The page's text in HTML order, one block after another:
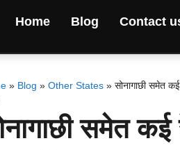
Home Blog Contact
» Blog » Other States» सोनागाछी समेत
समेत कई